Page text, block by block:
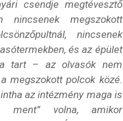
csendje megtévesztő
nincsenek megszokott
nincsenek
és az épület
tart – az olvasók nem
megszokott polcok közé.
az intézmény maga is
ment” volna, amikor